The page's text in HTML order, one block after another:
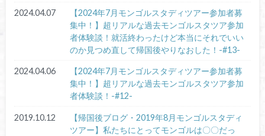
2024.04.07
【2024年7月モンゴルスタディツアー参加者募
集中！】超リアルな過去モンゴルスタツア参加
者体験談！就活終わったけど本当にそれでいい
のか見つめ直して帰国後やりなおした！-#13-
2024.04.06
【2024年7月モンゴルスタディツアー参加者募
集中！】超リアルな過去モンゴルスタツア参加
者体験談！-#12-
2019.10.12
【帰国後ブログ・2019年8月モンゴルスタディ
ツアー】私たちにとってモンゴルは〇〇だっ